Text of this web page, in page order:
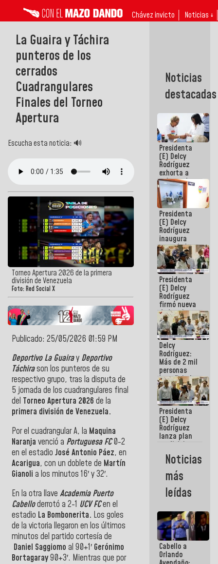
Chávez invicto Noticias ↓
La Guaira y Táchira
punteros de los
cerrados
Cuadrangulares
Finales del Torneo
Apertura
Escucha esta noticia: 🔊
Torneo Apertura 2026 de la primera
división de Venezuela
Foto: Red Social X
Publicado: 25/05/2026 01:59 PM
Deportivo La Guairay Deportivo
Táchirason los punteros de su
respectivo grupo, tras la disputa de
5 jornada de los cuadrangulares final
del Torneo Apertura 2026 de la
primera división de Venezuela.
Por el cuadrangular A, la Maquina
Naranja venció a Portuguesa FC0-2
en el estadio José Antonio Páez, en
Acarigua, con un doblete de Martín
Gianoli a los minutos 16′ y 32′.
En la otra llave Academia Puerto
Cabelloderrotó a 2-1 UCV FCen el
estadio La Bombonerita. Los goles
de la victoria llegaron en los últimos
minutos del partido cortesía de
Daniel Saggiomo al 90+1′ Gerónimo
Bortagaray90+3′. Mientras que por
Noticias
destacadas
Presidenta
(E) Delcy
Rodríguez
exhorta a
gobernadores
y alcaldes a
edificar
casas para
abuelos
Presidenta
(E) Delcy
Rodríguez
inaugura
casa de los
Abuelos
Primavera
en Caracas
Presidenta
(E) Delcy
Rodríguez
firmó nueva
de Ley de
Arrendamiento
aprobada
por la AN
Delcy
Rodríguez:
Más de 2 mil
personas
beneficiadas
con planes
para
atención de
emergencia
sísmica en
la última
semana
Presidenta
(E) Delcy
Rodríguez
lanza plan
crediticio
con subsidio
a Juntas de
Condominio
Noticias
más
leídas
Cabello a
Orlando